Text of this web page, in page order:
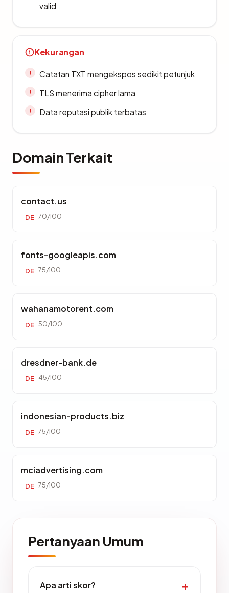
valid
Kekurangan
Catatan TXT mengekspos sedikit petunjuk
TLS menerima cipher lama
Data reputasi publik terbatas
Domain Terkait
contact.us
DE 70/100
fonts-googleapis.com
DE 75/100
wahanamotorent.com
DE 50/100
dresdner-bank.de
DE 45/100
indonesian-products.biz
DE 75/100
mciadvertising.com
DE 75/100
Pertanyaan Umum
Apa arti skor?